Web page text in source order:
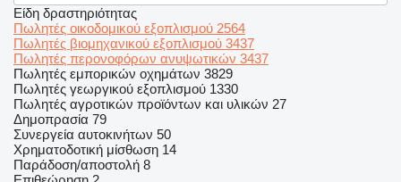
Είδη δραστηριότητας
Πωλητές οικοδομικού εξοπλισμού 2564
Πωλητές βιομηχανικού εξοπλισμού 3437
Πωλητές περονοφόρων ανυψωτικών 3437
Πωλητές εμπορικών οχημάτων 3829
Πωλητές γεωργικού εξοπλισμού 1330
Πωλητές αγροτικών προϊόντων και υλικών 27
Δημοπρασία 79
Συνεργεία αυτοκινήτων 50
Χρηματοδοτική μίσθωση 14
Παράδοση/αποστολή 8